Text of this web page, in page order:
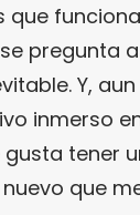
pregunta
Y,
inmerso
tener
que